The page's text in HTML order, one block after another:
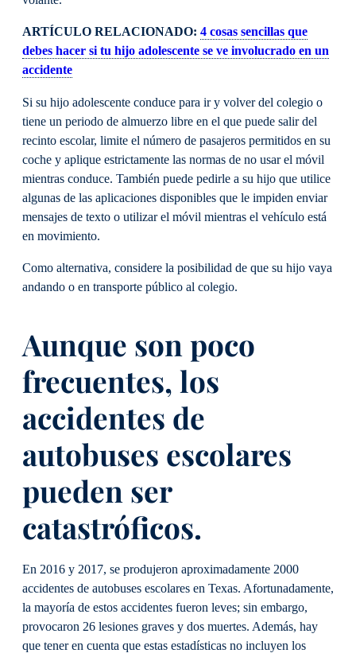
ARTÍCULO RELACIONADO: 4 cosas sencillas que
debes hacer si tu hijo adolescente se ve involucrado en un
accidente
Si su hijo adolescente conduce para ir y volver del colegio o
tiene un periodo de almuerzo libre en el que puede salir del
recinto escolar, limite el número de pasajeros permitidos en su
coche y aplique estrictamente las normas de no usar el móvil
mientras conduce. También puede pedirle a su hijo que utilice
algunas de las aplicaciones disponibles que le impiden enviar
mensajes de texto o utilizar el móvil mientras el vehículo está
en movimiento.
Como alternativa, considere la posibilidad de que su hijo vaya
andando o en transporte público al colegio.
Aunque son poco
frecuentes, los
accidentes de
autobuses escolares
pueden ser
catastróficos.
En 2016 y 2017, se produjeron aproximadamente 2000
accidentes de autobuses escolares en Texas. Afortunadamente,
la mayoría de estos accidentes fueron leves; sin embargo,
provocaron 26 lesiones graves y dos muertes. Además, hay
que tener en cuenta que estas estadísticas no incluyen los